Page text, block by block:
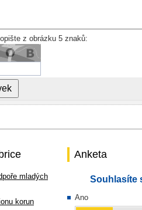
z obrázku 5 znaků:
mladých
korun
Anketa
Souhlasíte
Ano